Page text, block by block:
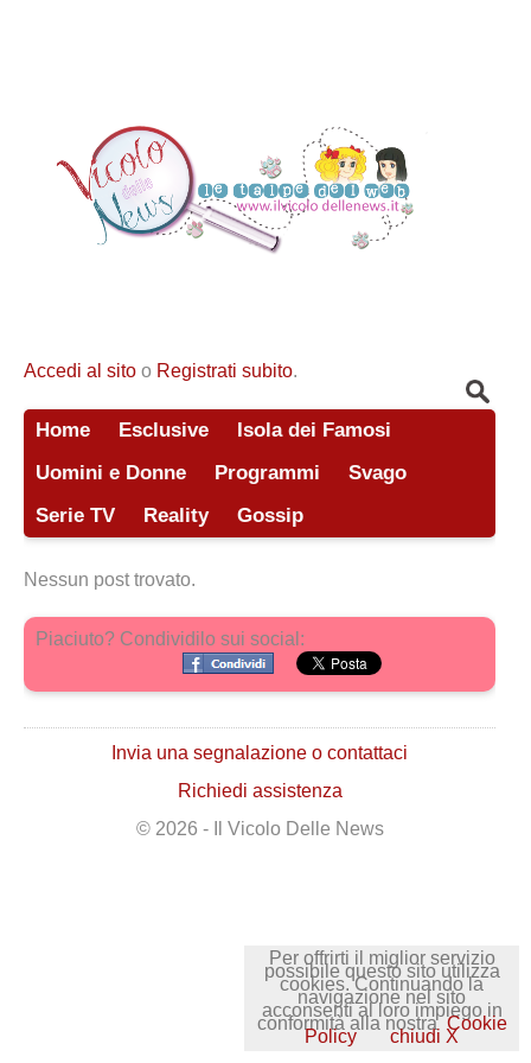
Accedi al sito o Registrati subito.
Home Esclusive
Isola dei Famosi
Uomini e Donne
Programmi
Svago
Serie TV
Reality Gossip
Nessun post trovato.
Piaciuto? Condividilo sui social:
Invia una segnalazione o contattaci
Richiedi assistenza
© 2026 - Il Vicolo Delle News
Per offrirti il miglior servizio
possibile questo sito utilizza
cookies. Continuando la
navigazione nel sito
acconsenti al loro impiego in
conformità alla nostra Cookie
Policy chiudi X